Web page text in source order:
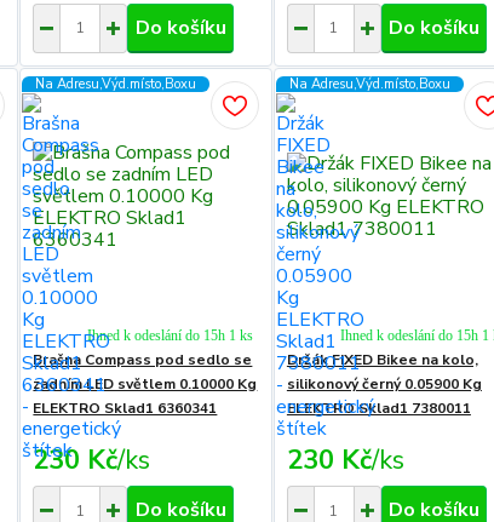
Do košíku Do košíku
Na Adresu,Výd.místo,Boxu
Brašna Compass pod sedlo se
zadním LED světlem 0.10000 Kg
ELEKTRO Sklad1 6360341
230 Kč/ks
Ihned k odeslání do 15h 1 ks
Do košíku
Na Adresu,Výd.místo,Boxu
Držák FIXED Bikee na kolo,
silikonový černý 0.05900 Kg
ELEKTRO Sklad1 7380011
230 Kč/ks
Ihned k odeslání do 15h 1
Do košíku